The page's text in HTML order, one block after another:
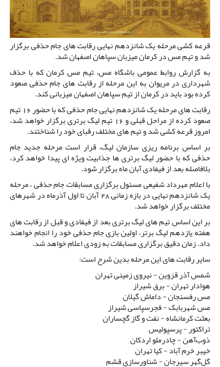
قرعه کشی مرحله یک شانزدهم نهایی رقابت های جام حذفی برگزار
شد و تیم مس در کرمان میزبان سپاهان اصفهان شد.
به گزارش روابط عمومی باشگاه مس، تیم مس کرمان که با حذف
شهرداری در مریوان به این مرحله از رقابت های جام حذفی صعود
کرده بود باید در کرمان از تیم سپاهان اصفهان میزبانی کند.
رقابت های مرحله یک شانزدهم نهایی جام حذفی که با حضور 16 تیم
صعود کرده از مراحل قبلی و 16 تیم لیگ برتری برگزار خواهد شد،
امروز قرعه کشی شد و تیم های مختلف رقبای خود را شناختند.
بر اساس برنامه ریزی سازمان لیگ، قرار است مرحله جدید جام
حذفی که با حضور لیگ برتری ها جذابیت ویژه ای پیدا خواهد کرد،
بلافاصله بعد از فیفادی آبان ماه برگزار شود.
با اعلام مهرداد شفیعی مسئول برگزاری مسابقات جام حذفی ، مرحله
یک شانزدهم نهایی در بازه زمانی 28 آبان تا اول آذرماه در شهرهای
مختلف برگزار خواهد شد.
بر این اساس تیم های لیگ برتری بعد از فیفادی و قبل از رقابت های
هفته یازدهم لیگ برتر، اولین بازی جام حذفی خود را انجام خواهند
داد. زمان دقیق برگزاری مسابقات به زودی اعلام خواهد شد.
سایر رقابت های این مرحله بدین شرح است:
شمس آذر قزوین - نیروی زمینی تهران
هوادار تهران - برق شیراز
مس رفسنجان - داماش گیلان
مس شهربابک - فجرسپاسی شیراز
بعثت کرمانشاه - نفت و گاز گچساران
تراکتور - پرسپولیس
ذوب‌آهن - چادرملو اردکان
خیبر خرم آباد - کیا تهران
گل‌گهر سیرجان - شناورسازی قشم